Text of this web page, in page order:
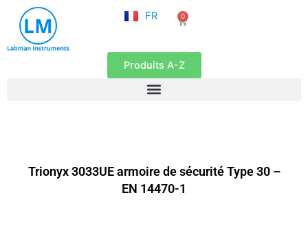
contenu
FR
EN
0
Panier
Produits A-Z
Trionyx 3033UE armoire de sécurité Type 30 –
EN 14470-1